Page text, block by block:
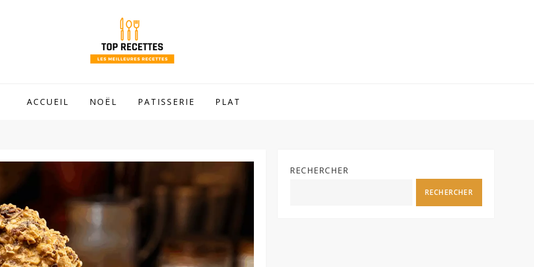
ACCUEIL NOËL PATISSERIE PLAT
RECHERCHER
RECHERCHER